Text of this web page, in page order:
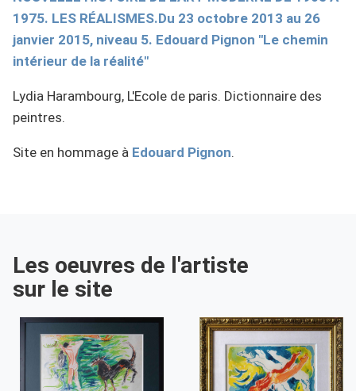
1975. LES RÉALISMES.Du 23 octobre 2013 au 26
janvier 2015, niveau 5. Edouard Pignon "Le chemin
intérieur de la réalité"
Lydia Harambourg, L'Ecole de paris. Dictionnaire des
peintres.
Site en hommage àEdouard Pignon.
Les oeuvres de l'artiste
sur le site